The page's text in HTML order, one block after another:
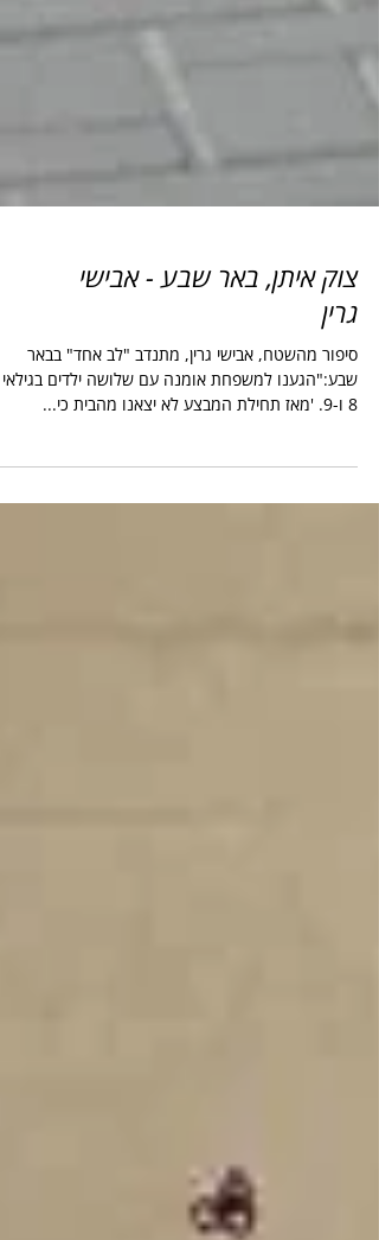
צוק איתן, באר שבע - אבישי
גרין
8 ו-9. 'מאז תחילת המבצע לא יצאנו מהבית כי...